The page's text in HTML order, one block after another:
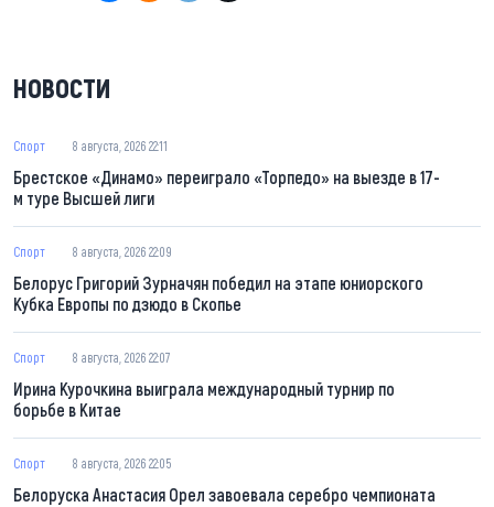
НОВОСТИ
Спорт 8 августа, 2026 22:11
Брестское «Динамо» переиграло «Торпедо» на выезде в 17-
м туре Высшей лиги
Спорт 8 августа, 2026 22:09
Белорус Григорий Зурначян победил на этапе юниорского
Кубка Европы по дзюдо в Скопье
Спорт 8 августа, 2026 22:07
Ирина Курочкина выиграла международный турнир по
борьбе в Китае
Спорт 8 августа, 2026 22:05
Белоруска Анастасия Орел завоевала серебро чемпионата